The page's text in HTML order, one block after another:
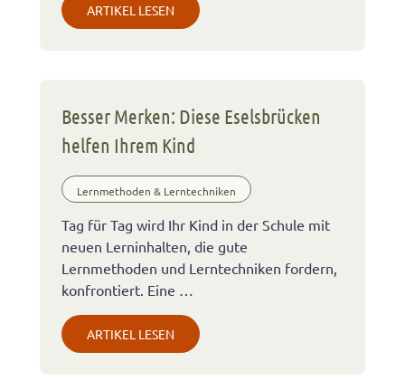
ARTIKEL LESEN
Besser Merken: Diese Eselsbrücken
helfen Ihrem Kind
Lernmethoden & Lerntechniken
Tag für Tag wird Ihr Kind in der Schule mit
neuen Lerninhalten, die gute
Lernmethoden und Lerntechniken fordern,
konfrontiert. Eine …
ARTIKEL LESEN